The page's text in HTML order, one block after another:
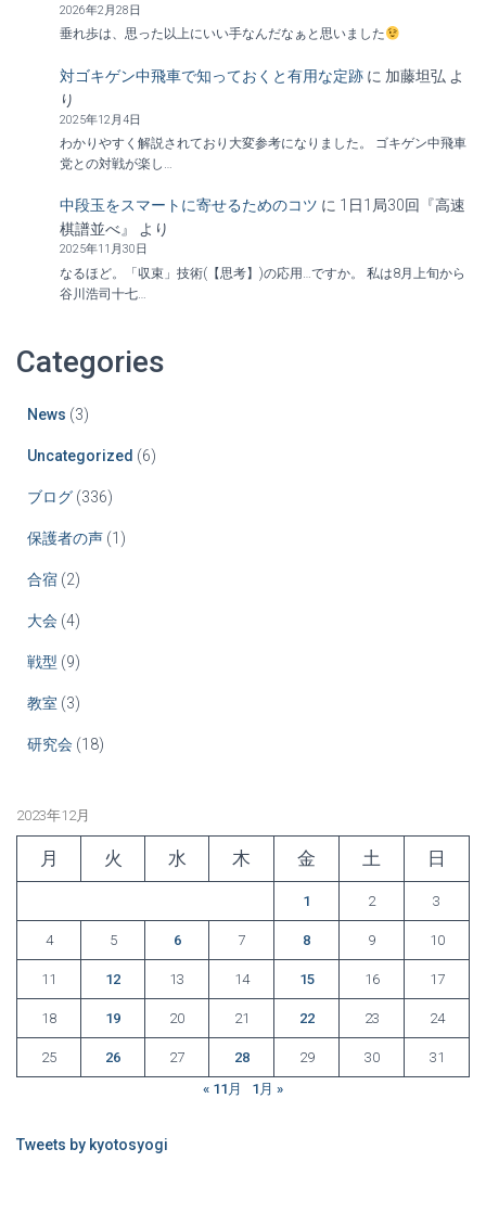
2026年2月28日
垂れ歩は、思った以上にいい手なんだなぁと思いました
対ゴキゲン中飛車で知っておくと有用な定跡 に 加藤坦弘 よ
り
2025年12月4日
わかりやすく解説されており大変参考になりました。 ゴキゲン中飛車
党との対戦が楽し…
中段玉をスマートに寄せるためのコツ に 1日1局30回『高速
棋譜並べ』
より
2025年11月30日
なるほど。「収束」技術(【思考】)の応用…ですか。 私は8月上旬から
谷川浩司十七…
Categories
News (3)
Uncategorized (6)
ブログ (336)
保護者の声 (1)
合宿 (2)
大会 (4)
戦型 (9)
教室 (3)
研究会 (18)
2023年12月
月 火 水 木 金 土 日
1 2 3
4 5 6 7 8 9 10
11 12 13 14 15 16 17
18 19 20 21 22 23 24
25 26 27 28 29 30
31
« 11月
1月 »
Tweets by kyotosyogi